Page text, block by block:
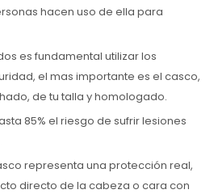
hacen uso de ella para
es fundamental utilizar los
el mas importante es el casco,
de tu talla y homologado.
85% el riesgo de sufrir lesiones
representa una protección real,
directo de la cabeza o cara con